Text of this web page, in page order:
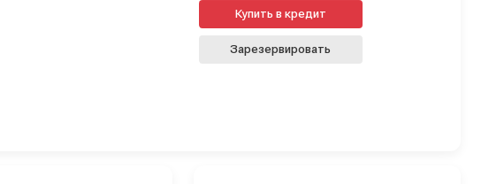
Купить в кредит
Зарезервировать